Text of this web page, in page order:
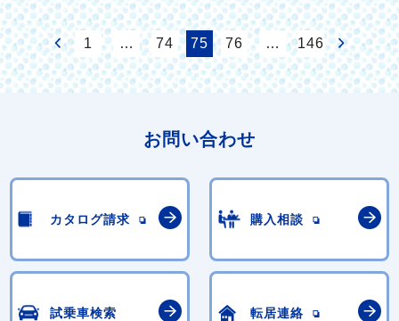
1 … 74 75 76 … 146
お問い合わせ
カタログ請求 購入相談
試乗車検索 転居連絡